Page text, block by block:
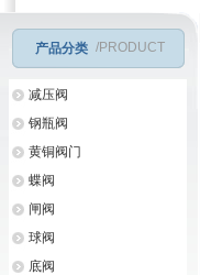
产品分类 /PRODUCT
减压阀
钢瓶阀
黄铜阀门
蝶阀
闸阀
球阀
底阀